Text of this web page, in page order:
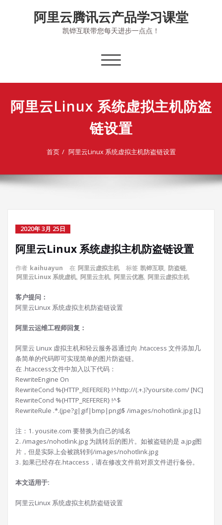
阿里云腾讯云产品学习课堂
凯铧互联带您每天进步一点点！
切
导
阿里云Linux 系统虚拟主机防盗
链设置
首页 阿里云Linux 系统虚拟主机防盗链设置
2020年 3月 25日
阿里云Linux 系统虚拟主机防盗链设置
作者 kaihuayun 在 阿里云虚拟主机 标签 凯铧互联, 防盗链,
阿里云Linux 系统虚机, 阿里云主机, 阿里云优惠, 阿里云虚拟主机
客户提问：
阿里云Linux 系统虚拟主机防盗链设置
阿里云运维工程师回复：
阿里云 Linux 虚拟主机和轻云服务器通过向 .htaccess 文件添加几
条简单的代码即可实现简单的图片防盗链。
在 .htaccess文件中加入以下代码：
RewriteEngine On
RewriteCond %{HTTP_REFERER} !^http://(.+.)?yoursite.com/ [NC]
RewriteCond %{HTTP_REFERER} !^$
RewriteRule .*.(jpe?g|gif|bmp|png)$ /images/nohotlink.jpg [L]
注：1. yousite.com 要替换为自己的域名
2. /images/nohotlink.jpg 为跳转后的图片。如被盗链的是 a.jpg图
片，但是实际上会被跳转到/images/nohotlink.jpg
3. 如果已经存在.htaccess，请在修改文件前对原文件进行备份。
本文适用于:
阿里云Linux 系统虚拟主机防盗链设置